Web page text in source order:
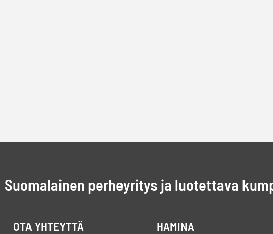
Suomalainen perheyritys ja luotettava
OTA YHTEYTTÄ HAMINA